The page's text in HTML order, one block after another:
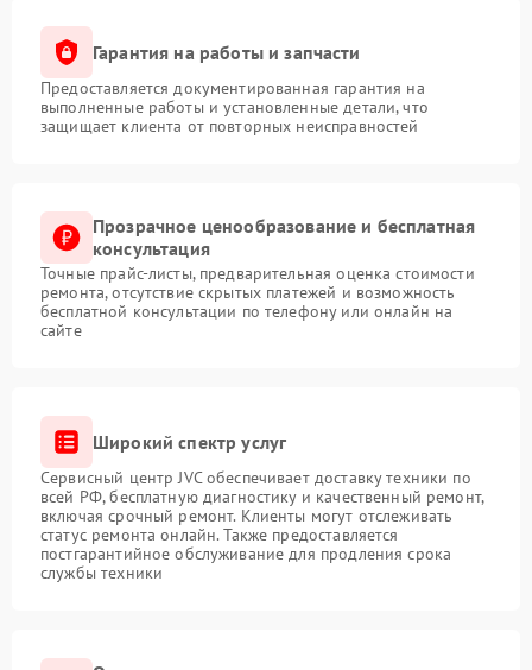
Гарантия на работы и запчасти
Предоставляется документированная гарантия на
выполненные работы и установленные детали, что
защищает клиента от повторных неисправностей
Прозрачное ценообразование и бесплатная
консультация
Точные прайс-листы, предварительная оценка стоимости
ремонта, отсутствие скрытых платежей и возможность
бесплатной консультации по телефону или онлайн на
сайте
Широкий спектр услуг
Сервисный центр JVC обеспечивает доставку техники по
всей РФ, бесплатную диагностику и качественный ремонт,
включая срочный ремонт. Клиенты могут отслеживать
статус ремонта онлайн. Также предоставляется
постгарантийное обслуживание для продления срока
службы техники